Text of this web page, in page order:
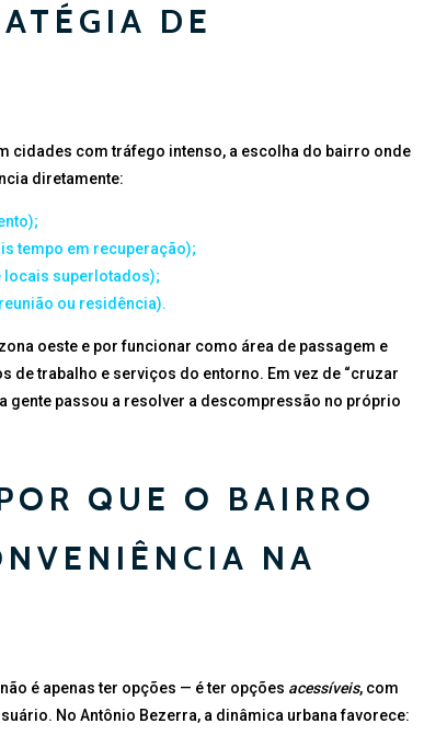
DE
cidades com tráfego intenso, a escolha do bairro onde
diretamente:
tempo em recuperação);
locais superlotados);
ou residência).
oeste e por funcionar como área de passagem e
de trabalho e serviços do entorno. Em vez de “cruzar
gente passou a resolver a descompressão no próprio
QUE O BAIRRO
NA
é apenas ter opções — é ter opções acessíveis, com
No Antônio Bezerra, a dinâmica urbana favorece: